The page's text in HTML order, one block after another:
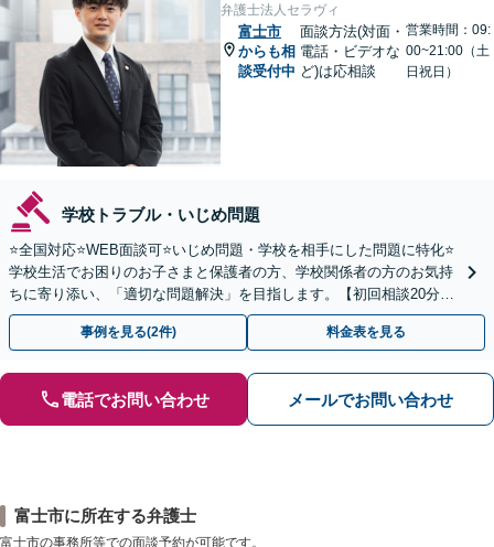
弁護士法人セラヴィ
富士市
からも相
談受付中
面談方法(対面・
電話・ビデオな
ど)は応相談
営業時間：09:
00~21:00（土
日祝日）
学校トラブル・いじめ問題
⭐️全国対応⭐️WEB面談可⭐️いじめ問題・学校を相手にした問題に特化⭐️
学校生活でお困りのお子さまと保護者の方、学校関係者の方のお気持
ちに寄り添い、「適切な問題解決」を目指します。【初回相談20分無
料】
事例を見る(2件) 料金表を見る
電話でお問い合わせ メールでお問い合わせ
富士市に所在する弁護士
富士市の事務所等での面談予約が可能です。